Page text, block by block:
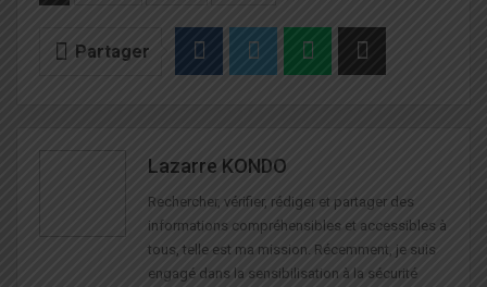
Partager
Lazarre KONDO
Rechercher, vérifier, rédiger et partager des
informations compréhensibles et accessibles à
tous, telle est ma mission. Récemment, je suis
engagé dans la sensibilisation à la sécurité